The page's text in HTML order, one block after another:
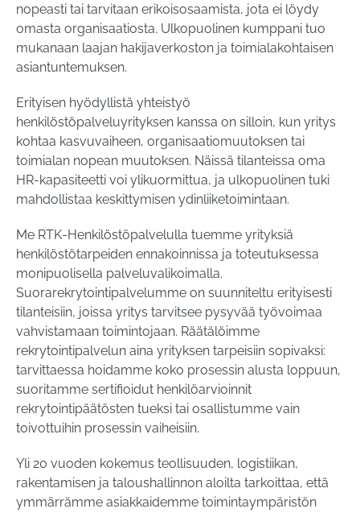
nopeasti tai tarvitaan erikoisosaamista, jota ei löydy
omasta organisaatiosta. Ulkopuolinen kumppani tuo
mukanaan laajan hakijaverkoston ja toimialakohtaisen
asiantuntemuksen.
Erityisen hyödyllistä yhteistyö
henkilöstöpalveluyrityksen kanssa on silloin, kun yritys
kohtaa kasvuvaiheen, organisaatiomuutoksen tai
toimialan nopean muutoksen. Näissä tilanteissa oma
HR-kapasiteetti voi ylikuormittua, ja ulkopuolinen tuki
mahdollistaa keskittymisen ydinliiketoimintaan.
Me RTK-Henkilöstöpalvelulla tuemme yrityksiä
henkilöstötarpeiden ennakoinnissa ja toteutuksessa
monipuolisella palveluvalikoimalla.
Suorarekrytointipalvelumme on suunniteltu erityisesti
tilanteisiin, joissa yritys tarvitsee pysyvää työvoimaa
vahvistamaan toimintojaan. Räätälöimme
rekrytointipalvelun aina yrityksen tarpeisiin sopivaksi:
tarvittaessa hoidamme koko prosessin alusta loppuun,
suoritamme sertifioidut henkilöarvioinnit
rekrytointipäätösten tueksi tai osallistumme vain
toivottuihin prosessin vaiheisiin.
Yli 20 vuoden kokemus teollisuuden, logistiikan,
rakentamisen ja taloushallinnon aloilta tarkoittaa, että
ymmärrämme asiakkaidemme toimintaympäristön